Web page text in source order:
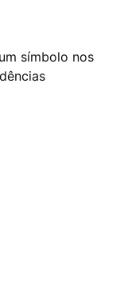
símbolo nos